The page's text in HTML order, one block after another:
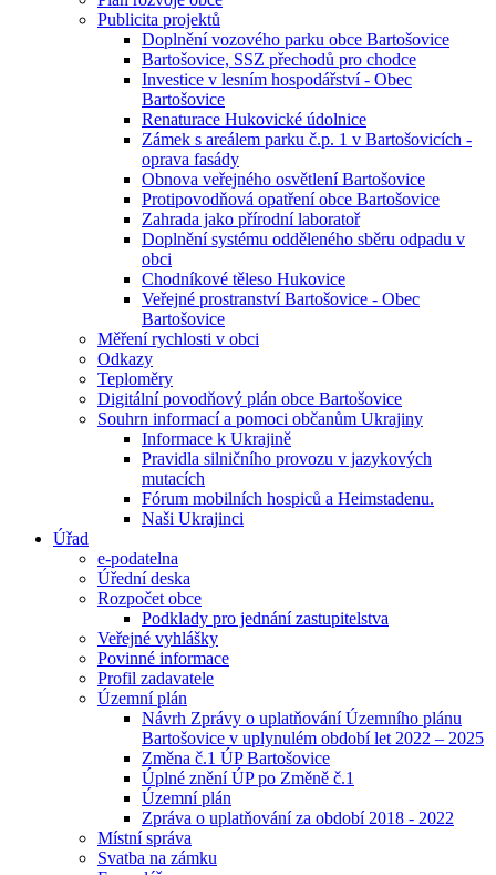
Publicita projektů
Doplnění vozového parku obce Bartošovice
Bartošovice, SSZ přechodů pro chodce
Investice v lesním hospodářství - Obec
Bartošovice
Renaturace Hukovické údolnice
Zámek s areálem parku č.p. 1 v Bartošovicích -
oprava fasády
Obnova veřejného osvětlení Bartošovice
Protipovodňová opatření obce Bartošovice
Zahrada jako přírodní laboratoř
Doplnění systému odděleného sběru odpadu v
obci
Chodníkové těleso Hukovice
Veřejné prostranství Bartošovice - Obec
Bartošovice
Měření rychlosti v obci
Odkazy
Teploměry
Digitální povodňový plán obce Bartošovice
Souhrn informací a pomoci občanům Ukrajiny
Informace k Ukrajině
Pravidla silničního provozu v jazykových
mutacích
Fórum mobilních hospiců a Heimstadenu.
Naši Ukrajinci
Úřad
e-podatelna
Úřední deska
Rozpočet obce
Podklady pro jednání zastupitelstva
Veřejné vyhlášky
Povinné informace
Profil zadavatele
Územní plán
Návrh Zprávy o uplatňování Územního plánu
Bartošovice v uplynulém období let 2022 – 2025
Změna č.1 ÚP Bartošovice
Úplné znění ÚP po Změně č.1
Územní plán
Zpráva o uplatňování za období 2018 - 2022
Místní správa
Svatba na zámku